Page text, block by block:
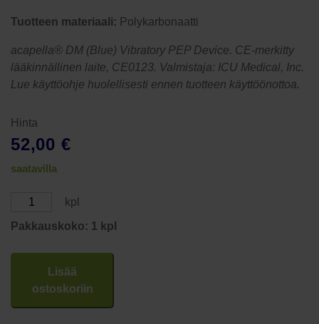
Tuotteen materiaali: Polykarbonaatti
acapella® DM (Blue) Vibratory PEP Device. CE-merkitty
lääkinnällinen laite, CE0123. Valmistaja: ICU Medical, Inc.
Lue käyttöohje huolellisesti ennen tuotteen käyttöönottoa.
Hinta
52,00 €
saatavilla
Acapella®DM
määrä
kpl
Pakkauskoko: 1 kpl
Lisää
ostoskoriin